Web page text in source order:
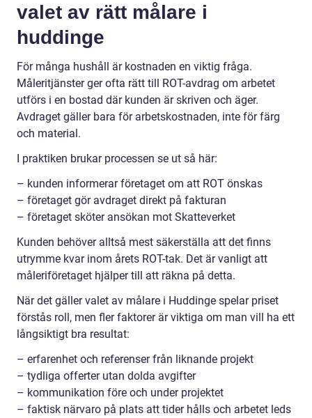
valet av rätt målare i
huddinge
För många hushåll är kostnaden en viktig fråga.
Måleritjänster ger ofta rätt till ROT-avdrag om arbetet
utförs i en bostad där kunden är skriven och äger.
Avdraget gäller bara för arbetskostnaden, inte för färg
och material.
I praktiken brukar processen se ut så här:
– kunden informerar företaget om att ROT önskas
– företaget gör avdraget direkt på fakturan
– företaget sköter ansökan mot Skatteverket
Kunden behöver alltså mest säkerställa att det finns
utrymme kvar inom årets ROT-tak. Det är vanligt att
måleriföretaget hjälper till att räkna på detta.
När det gäller valet av målare i Huddinge spelar priset
förstås roll, men fler faktorer är viktiga om man vill ha ett
långsiktigt bra resultat:
– erfarenhet och referenser från liknande projekt
– tydliga offerter utan dolda avgifter
– kommunikation före och under projektet
– faktisk närvaro på plats att tider hålls och arbetet leds